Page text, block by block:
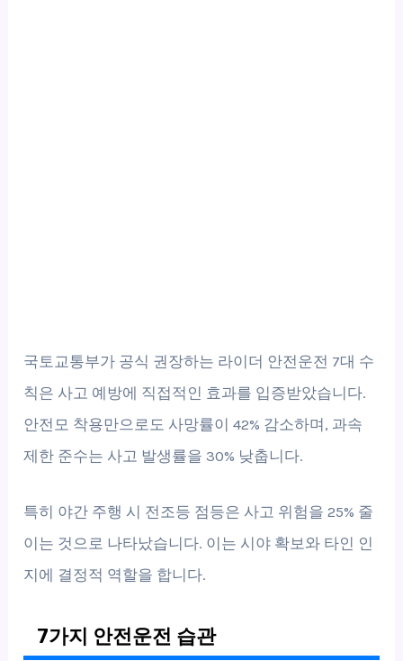
국토교통부가 공식 권장하는 라이더 안전운전 7대 수
칙은 사고 예방에 직접적인 효과를 입증받았습니다.
안전모 착용만으로도 사망률이 42% 감소하며, 과속
제한 준수는 사고 발생률을 30% 낮춥니다.
특히 야간 주행 시 전조등 점등은 사고 위험을 25% 줄
이는 것으로 나타났습니다. 이는 시야 확보와 타인 인
지에 결정적 역할을 합니다.
7가지 안전운전 습관